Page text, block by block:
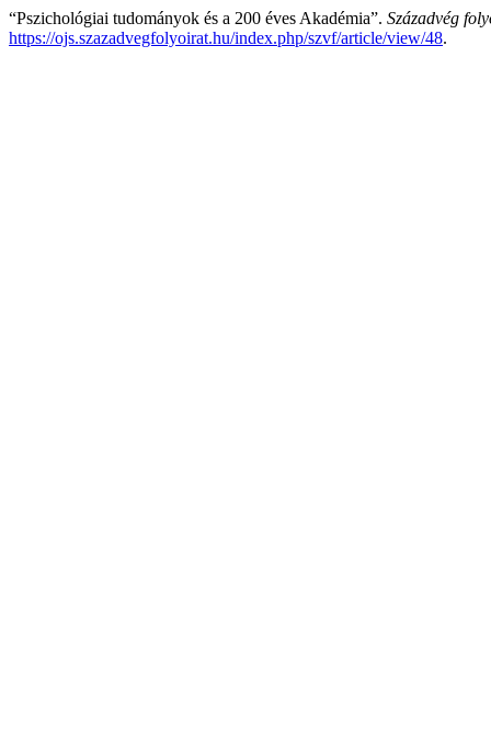
“Pszichológiai tudományok és a 200 éves Akadémia”. Századvég
https://ojs.szazadvegfolyoirat.hu/index.php/szvf/article/view/48.